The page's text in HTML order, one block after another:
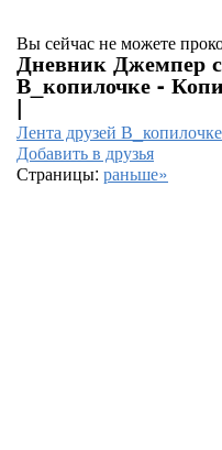
Вы сейчас не можете
Дневник Джемпер
В_копилочке -
|
Лента друзей В_копилочке
Добавить в друзья
Страницы: раньше»